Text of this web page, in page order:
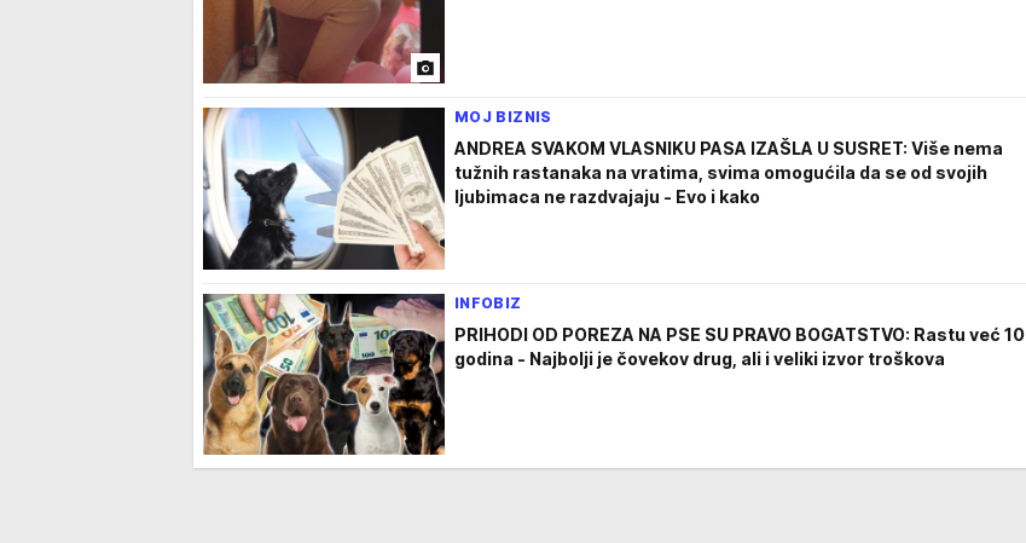
MOJ BIZNIS
ANDREA SVAKOM VLASNIKU PASA IZAŠLA U SUSRET: Više nema
tužnih rastanaka na vratima, svima omogućila da se od svojih
ljubimaca ne razdvajaju - Evo i kako
INFOBIZ
PRIHODI OD POREZA NA PSE SU PRAVO BOGATSTVO: Rastu već 10
godina - Najbolji je čovekov drug, ali i veliki izvor troškova